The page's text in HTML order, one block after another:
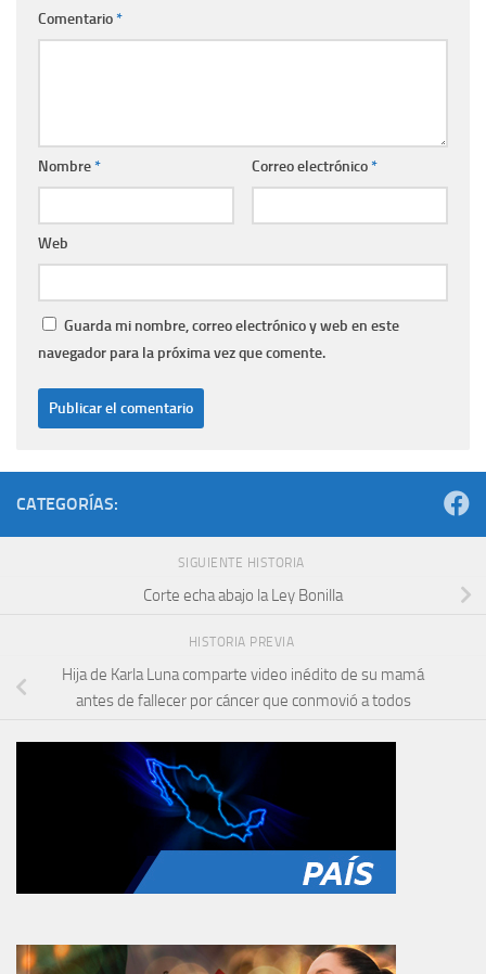
Comentario*
Nombre* Correo electrónico*
Web
Guarda mi nombre, correo electrónico y web en este
navegador para la próxima vez que comente.
CATEGORÍAS:
SIGUIENTE HISTORIA
Corte echa abajo la Ley Bonilla
HISTORIA PREVIA
Hija de Karla Luna comparte video inédito de su mamá
antes de fallecer por cáncer que conmovió a todos